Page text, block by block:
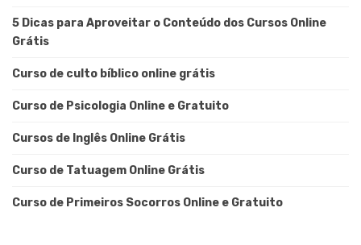
5 Dicas para Aproveitar o Conteúdo dos Cursos Online
Grátis
Curso de culto bíblico online grátis
Curso de Psicologia Online e Gratuito
Cursos de Inglês Online Grátis
Curso de Tatuagem Online Grátis
Curso de Primeiros Socorros Online e Gratuito